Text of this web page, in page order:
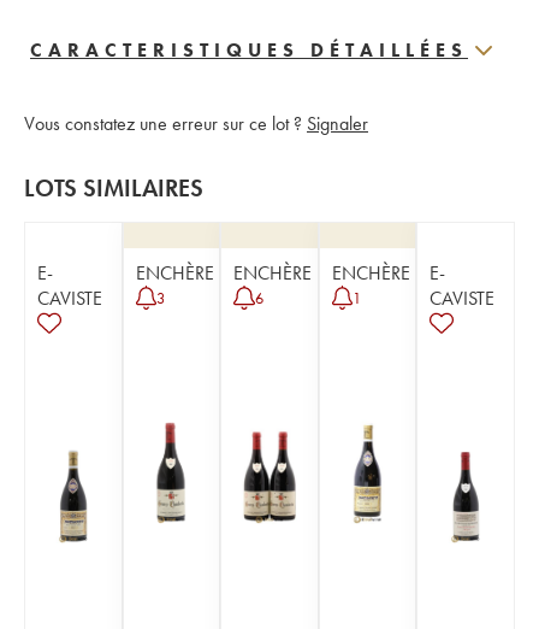
CARACTERISTIQUES DÉTAILLÉES
Vous constatez une erreur sur ce lot ? Signaler
LOTS SIMILAIRES
E-
CAVISTE
ENCHÈRE
3
ENCHÈRE
6
ENCHÈRE
1
E-
CAVISTE